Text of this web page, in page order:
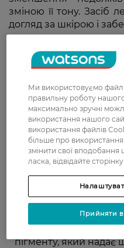
зміною її тону. Засіб
догляд за шкірою і
Однією з ключових
можуть допомогти
Активні
працюють над
одноріднішого і
обличчя.
Освітлює темні
Сироватки можуть
наявні темні плями
містять такі
альфа-
пігменту, який надає
Ми використовуємо
правильну роботу
максимально зручні
використання нашого
використання файлів
більше про
змінити свої
ласка, відвідайте сторінку
Прийняти